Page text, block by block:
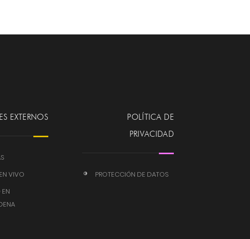
EXTERNOS
VIVO
EN
POLÍTICA DE
PRIVACIDAD
PROTECCIÓN DE DATOS